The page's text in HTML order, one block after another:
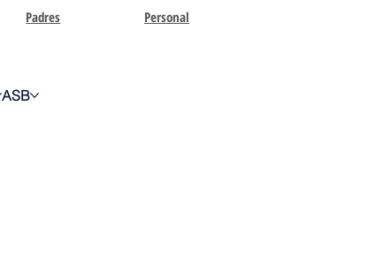
Padres Personal
ASB